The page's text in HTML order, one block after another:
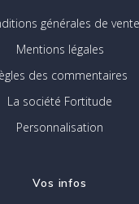
générales de vente
Mentions légales
des commentaires
La société Fortitude
Personnalisation
Vos infos